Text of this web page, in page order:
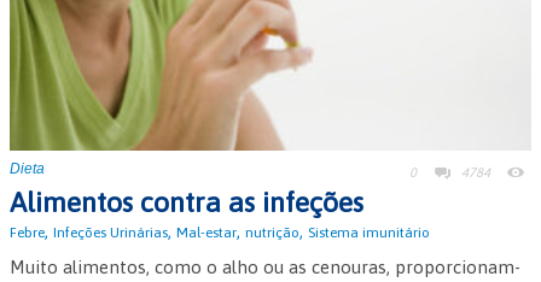
Dieta 0 4784
Alimentos contra as infeções
Febre, Infeções Urinárias, Mal-estar, nutrição, Sistema imunitário
Muito alimentos, como o alho ou as cenouras, proporcionam-